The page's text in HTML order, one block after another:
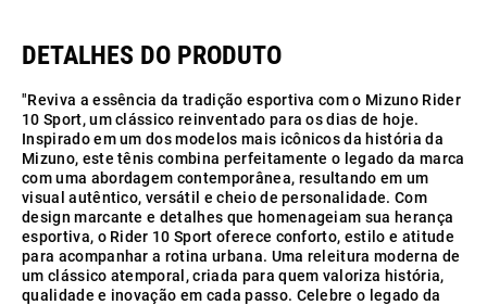
"Reviva a essência da tradição esportiva com o Mizuno Rider
10 Sport, um clássico reinventado para os dias de hoje.
Inspirado em um dos modelos mais icônicos da história da
Mizuno, este tênis combina perfeitamente o legado da marca
com uma abordagem contemporânea, resultando em um
visual autêntico, versátil e cheio de personalidade. Com
design marcante e detalhes que homenageiam sua herança
esportiva, o Rider 10 Sport oferece conforto, estilo e atitude
para acompanhar a rotina urbana. Uma releitura moderna de
um clássico atemporal, criada para quem valoriza história,
qualidade e inovação em cada passo. Celebre o legado da